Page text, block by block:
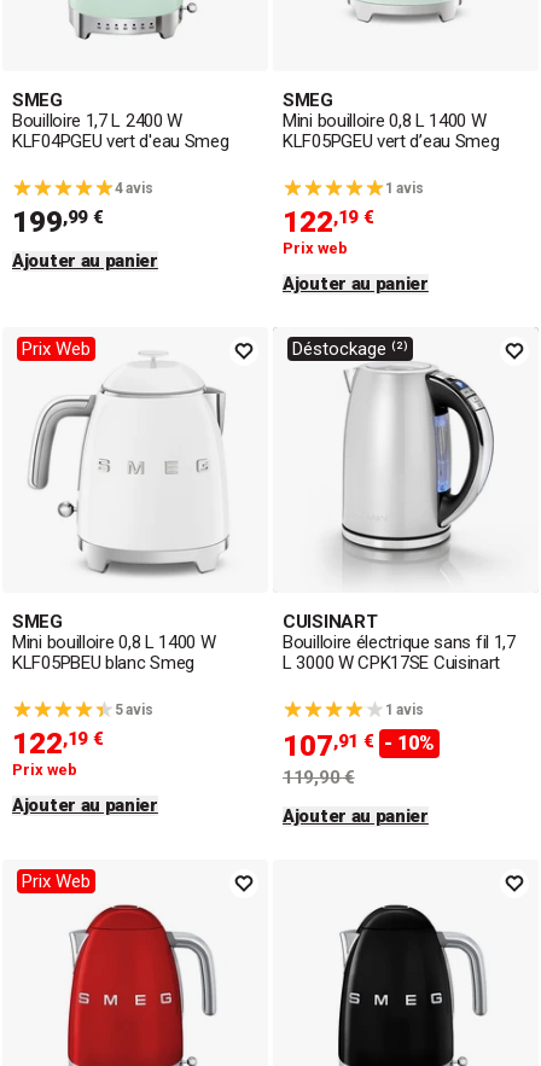
SMEG
Bouilloire 1,7 L 2400 W
KLF04PGEU vert d'eau Smeg
4 avis
199,99 €
Ajouter au panier
SMEG
Mini bouilloire 0,8 L 1400 W
KLF05PGEU vert d’eau Smeg
1 avis
122,19 €
Prix web
Ajouter au panier
Prix Web
SMEG
Mini bouilloire 0,8 L 1400 W
KLF05PBEU blanc Smeg
5 avis
122,19 €
Prix web
Ajouter au panier
Déstockage ⁽²⁾
CUISINART
Bouilloire électrique sans fil 1,7
L 3000 W CPK17SE Cuisinart
1 avis
107,91 € - 10%
119,90 €
Ajouter au panier
Prix Web